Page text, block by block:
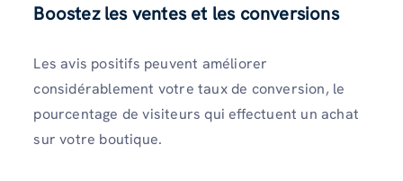
Boostez les ventes et les conversions
Les avis positifs peuvent améliorer
considérablement votre taux de conversion, le
pourcentage de visiteurs qui effectuent un achat
sur votre boutique.